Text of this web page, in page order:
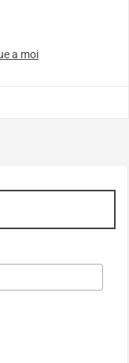
a moi